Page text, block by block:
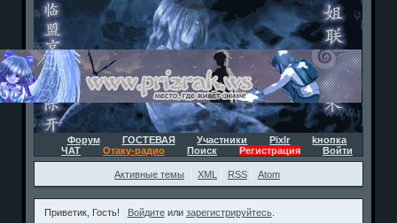
Форум ГОСТЕВАЯ Участники Pixlr
kнопка
ЧАТ
Отаку-радио Поиск Регистрация Войти
Активные темы XML RSS Atom
Приветик, Гость! Войдитеили зарегистрируйтесь.